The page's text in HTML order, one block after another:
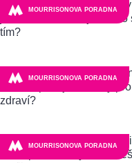
MOURRISONOVA PORADNA
MOURRISONOVA PORADNA
MOURRISONOVA PORADNA